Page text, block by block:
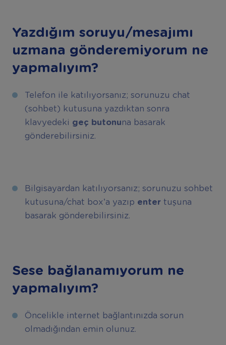
Yazdığım soruyu/mesajımı
uzmana gönderemiyorum ne
yapmalıyım?
Telefon ile katılıyorsanız; sorunuzu chat
(sohbet) kutusuna yazdıktan sonra
klavyedeki geç butonuna basarak
gönderebilirsiniz.
Bilgisayardan katılıyorsanız; sorunuzu sohbet
kutusuna/chat box’a yazıp enter tuşuna
basarak gönderebilirsiniz.
Sese bağlanamıyorum ne
yapmalıyım?
Öncelikle internet bağlantınızda sorun
olmadığından emin olunuz.